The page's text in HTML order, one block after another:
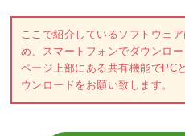
ここで紹介しているソフトウェ
め、スマートフォンでダウンロ
ページ上部にある共有機能でPC
ウンロードをお願い致します。